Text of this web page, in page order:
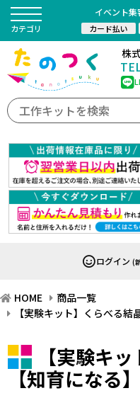
イベント
カード払い
株
カテゴリ
ログイン (
HOME
商品一覧
【実験キット】くらべる結
【実験キ
【知育になる】